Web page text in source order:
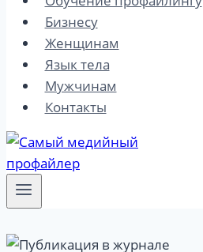
Бизнесу
Женщинам
Язык тела
Мужчинам
Контакты